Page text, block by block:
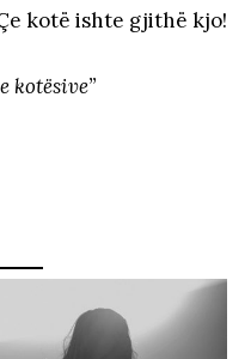
kotë ishte gjithë kjo!